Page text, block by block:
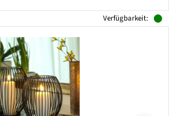
Verfügbarkeit: